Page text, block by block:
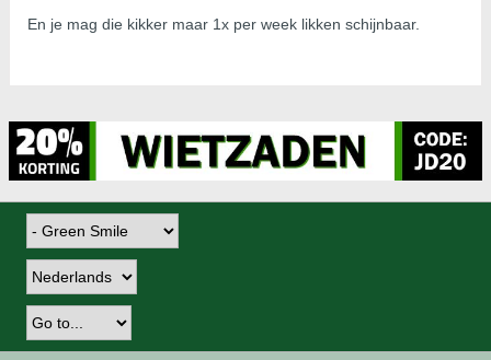
En je mag die kikker maar 1x per week likken schijnbaar.